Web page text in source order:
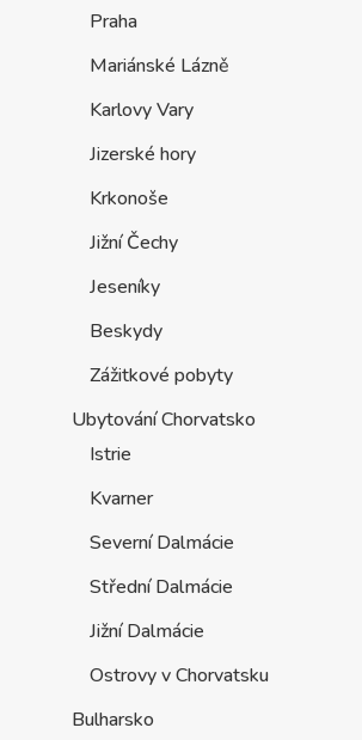
Praha
Mariánské Lázně
Karlovy Vary
Jizerské hory
Krkonoše
Jižní Čechy
Jeseníky
Beskydy
Zážitkové pobyty
Ubytování Chorvatsko
Istrie
Kvarner
Severní Dalmácie
Střední Dalmácie
Jižní Dalmácie
Ostrovy v Chorvatsku
Bulharsko